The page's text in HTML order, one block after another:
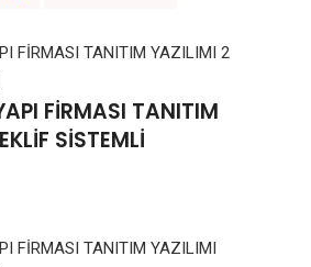
FİRMASI TANITIM
SİSTEMLİ